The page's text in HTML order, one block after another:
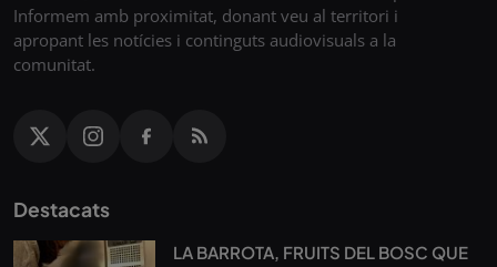
Informem amb proximitat, donant veu al territori i
apropant les notícies i continguts audiovisuals a la
comunitat.
Destacats
LA BARROTA, FRUITS DEL BOSC QUE